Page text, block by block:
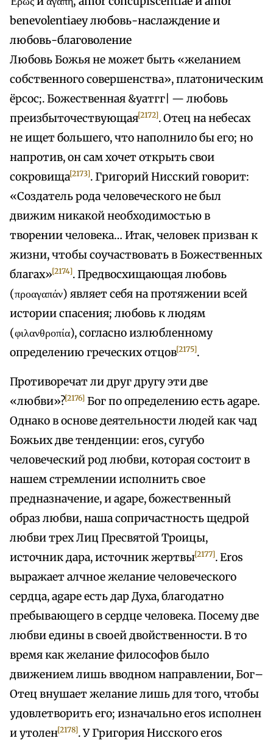
benevolentiaey любовь-наслаждение и
любовь-благоволение
Любовь Божья не может быть «желанием
собственного совершенства», платоническим
ёрсос;. Божественная &уатгг| — любовь
преизбыточествующая[2172]. Отец на небесах
не ищет большего, что наполнило бы его; но
напротив, он сам хочет открыть свои
сокровища[2173]. Григорий Нисский говорит:
«Создатель рода человеческого не был
движим никакой необходимостью в
творении человека… Итак, человек призван к
жизни, чтобы соучаствовать в Божественных
благах»[2174]. Предвосхищающая любовь
(προαγαπάν) являет себя на протяжении всей
истории спасения; любовь к людям
(φιλανθροπία), согласно излюбленному
определению греческих отцов[2175].
Противоречат ли друг другу эти две
«любви»?[2176] Бог по определению есть agape.
Однако в основе деятельности людей как чад
Божьих две тенденции: eros, сугубо
человеческий род любви, которая состоит в
нашем стремлении исполнить свое
предназначение, и agape, божественный
образ любви, наша сопричастность щедрой
любви трех Лиц Пресвятой Троицы,
источник дара, источник жертвы[2177]. Eros
выражает алчное желание человеческого
сердца, agape есть дар Духа, благодатно
пребывающего в сердце человека. Посему две
любви едины в своей двойственности. В то
время как желание философов было
движением лишь вводном направлении, Бог–
Отец внушает желание лишь для того, чтобы
удовлетворить его; изначально eros исполнен
и утолен[2178]. У Григория Нисского eros